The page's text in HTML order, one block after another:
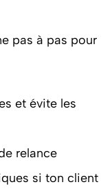
pas à pas pour
et évite les
relance
si ton client